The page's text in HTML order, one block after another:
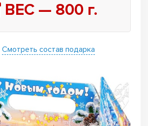
ВЕС — 800г.
Смотреть состав подарка